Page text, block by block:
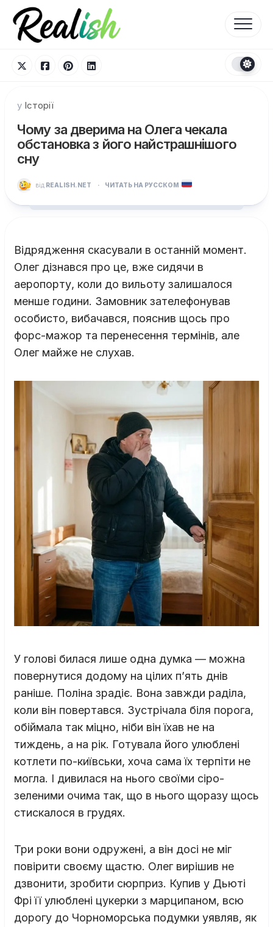
Перейти
вмісту
у Історії
Чому за дверима на Олега чекала
обстановка з його найстрашнішого
сну
від REALISH.NET · ЧИТАТЬ НА РУССКОМ
Відрядження скасували в останній момент.
Олег дізнався про це, вже сидячи в
аеропорту, коли до вильоту залишалося
менше години. Замовник зателефонував
особисто, вибачався, пояснив щось про
форс-мажор та перенесення термінів, але
Олег майже не слухав.
У голові билася лише одна думка — можна
повернутися додому на цілих п’ять днів
раніше. Поліна зрадіє. Вона завжди раділа,
коли він повертався. Зустрічала біля порога,
обіймала так міцно, ніби він їхав не на
тиждень, а на рік. Готувала його улюблені
котлети по-київськи, хоча сама їх терпіти не
могла. І дивилася на нього своїми сіро-
зеленими очима так, що в нього щоразу щось
стискалося в грудях.
Три роки вони одружені, а він досі не міг
повірити своєму щастю. Олег вирішив не
дзвонити, зробити сюрприз. Купив у Дьюті
Фрі її улюблені цукерки з марципаном, всю
дорогу до Чорноморська подумки уявляв, як